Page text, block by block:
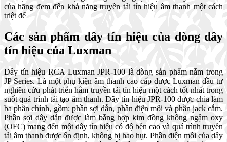
của hãng đem đến khả năng truyền tải tín hiệu âm thanh một cách
triệt để
Các sản phẩm dây tín hiệu của dòng dây
tín hiệu của Luxman
Dây tín hiệu RCA Luxman JPR-100 là dòng sản phẩm nằm trong
JP Series. Là một phụ kiện âm thanh cao cấp được Luxman đầu tư
nghiên cứu phát triển hằm truyền tải tín hiệu một cách tốt nhất trong
suốt quá trình tái tạo âm thanh. Dây tín hiệu JPR-100 được chia làm
ba phần chính, gồm: phần sợi dẫn, phần điện môi và phần jack cắm.
Phần sợi dây dẫn được làm bằng hợp kim đồng không ngậm oxy
(OFC) mang đến một dây tín hiệu có độ bền cao và quá trình truyền
tải âm thanh được ổn định, không bị hao hụt. Phần điện môi của dây